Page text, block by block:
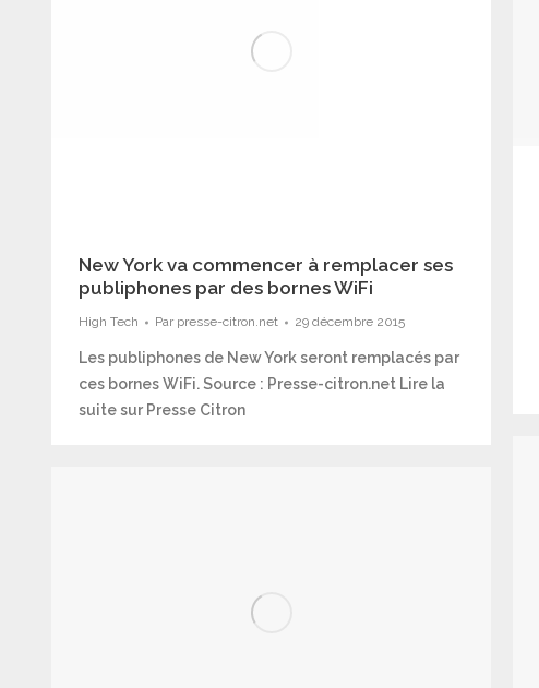
New York va commencer à remplacer ses
publiphones par des bornes WiFi
High Tech Par presse-citron.net 29 décembre 2015
Les publiphones de New York seront remplacés par
ces bornes WiFi. Source : Presse-citron.net Lire la
suite sur Presse Citron